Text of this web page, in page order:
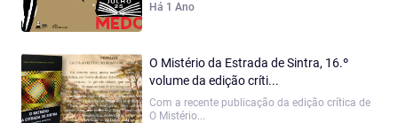
Há 1 Ano
O Mistério da Estrada de Sintra, 16.º
volume da edição críti...
Com a recente publicação da edição crítica de
O Mistério...